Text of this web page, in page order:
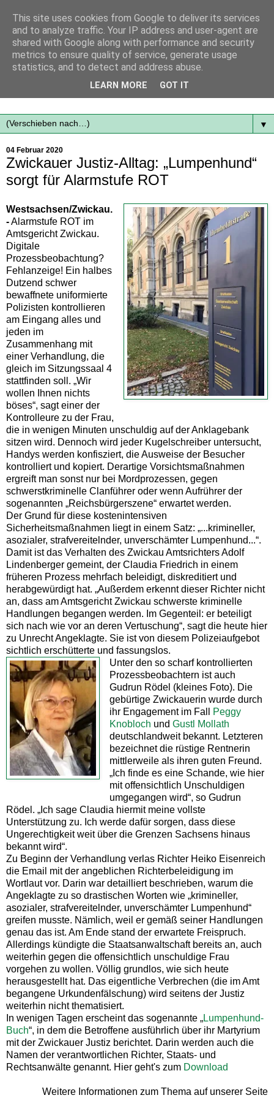
Mit frischen Themen aus der Region immer auf dem
▼
04 Februar 2020
Zwickauer Justiz-Alltag: „Lumpenhund“
sorgt für Alarmstufe ROT
Westsachsen/Zwickau.
-Alarmstufe ROT im
Amtsgericht Zwickau.
Digitale
Prozessbeobachtung?
Fehlanzeige! Ein halbes
Dutzend schwer
bewaffnete uniformierte
Polizisten kontrollieren
am Eingang alles und
jeden im
Zusammenhang mit
einer Verhandlung, die
gleich im Sitzungssaal 4
stattfinden soll. „Wir
wollen Ihnen nichts
böses“, sagt einer der
Kontrolleure zu der Frau,
die in wenigen Minuten unschuldig auf der Anklagebank
sitzen wird. Dennoch wird jeder Kugelschreiber untersucht,
Handys werden konfisziert, die Ausweise der Besucher
kontrolliert und kopiert. Derartige Vorsichtsmaßnahmen
ergreift man sonst nur bei Mordprozessen, gegen
schwerstkriminelle Clanführer oder wenn Aufrührer der
sogenannten „Reichsbürgerszene“ erwartet werden.
Der Grund für diese kostenintensiven
Sicherheitsmaßnahmen liegt in einem Satz: „...krimineller,
asozialer, strafvereitelnder, unverschämter Lumpenhund...“.
Damit ist das Verhalten des Zwickau Amtsrichters Adolf
Lindenberger gemeint, der Claudia Friedrich in einem
früheren Prozess mehrfach beleidigt, diskreditiert und
herabgewürdigt hat. „Außerdem erkennt dieser Richter nicht
an, dass am Amtsgericht Zwickau schwerste kriminelle
Handlungen begangen werden. Im Gegenteil: er beteiligt
sich nach wie vor an deren Vertuschung“, sagt die heute hier
zu Unrecht Angeklagte. Sie ist von diesem Polizeiaufgebot
sichtlich erschütterte und fassungslos.
Unter den so scharf kontrollierten
Prozessbeobachtern ist auch
Gudrun Rödel (kleines Foto). Die
gebürtige Zwickauerin wurde durch
ihr Engagement im Fall
Peggy
Knobloch und Gustl Mollath
deutschlandweit bekannt. Letzteren
bezeichnet die rüstige Rentnerin
mittlerweile als ihren guten Freund.
„Ich finde es eine Schande, wie hier
mit offensichtlich Unschuldigen
umgegangen wird“, so Gudrun
Rödel. „Ich sage Claudia hiermit meine vollste
Unterstützung zu. Ich werde dafür sorgen, dass diese
Ungerechtigkeit weit über die Grenzen Sachsens hinaus
bekannt wird“.
Zu Beginn der Verhandlung verlas Richter Heiko Eisenreich
die Email mit der angeblichen Richterbeleidigung im
Wortlaut vor. Darin war detailliert beschrieben, warum die
Angeklagte zu so drastischen Worten wie „krimineller,
asozialer, strafvereitelnder, unverschämter Lumpenhund“
greifen musste. Nämlich, weil er gemäß seiner Handlungen
genau das ist. Am Ende stand der erwartete Freispruch.
Allerdings kündigte die Staatsanwaltschaft bereits an, auch
weiterhin gegen die offensichtlich unschuldige Frau
vorgehen zu wollen. Völlig grundlos, wie sich heute
herausgestellt hat. Das eigentliche Verbrechen (die im Amt
begangene Urkundenfälschung) wird seitens der Justiz
weiterhin nicht thematisiert.
In wenigen Tagen erscheint das sogenannte „Lumpenhund-
Buch“, in dem die Betroffene ausführlich über ihr Martyrium
mit der Zwickauer Justiz berichtet. Darin werden auch die
Namen der verantwortlichen Richter, Staats- und
Rechtsanwälte genannt. Hier geht's zum Download
Weitere Informationen zum Thema auf unserer Seite
This site uses cookies from Google to deliver its services
and to analyze traffic. Your IP address and user-agent are
shared with Google along with performance and security
metrics to ensure quality of service, generate usage
statistics, and to detect and address abuse.
LEARN MORE GOT IT